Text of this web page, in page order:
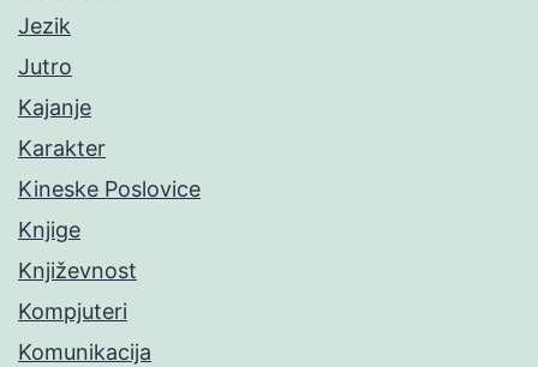
Jezik
Jutro
Kajanje
Karakter
Kineske Poslovice
Knjige
Književnost
Kompjuteri
Komunikacija